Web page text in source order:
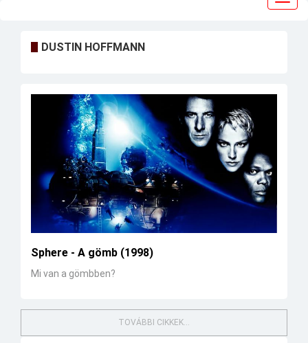
DUSTIN HOFFMANN
Sphere - A gömb (1998)
Mi van a gömbben?
TOVÁBBI CIKKEK...